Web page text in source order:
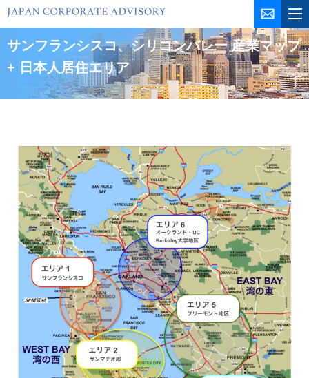
コ
テサンフランシスコ、シリコンバレー 産業マップ
+ 日本人居住エリア